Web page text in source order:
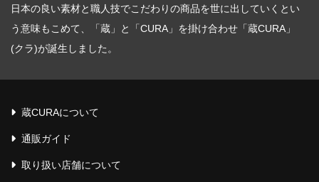
日本の良い素材と職人技でこだわりの商品を世に出していくとい
う意味もこめて、「蔵」と「CURA」を掛け合わせ「蔵CURA」
(クラ)が誕生しました。
蔵CURAについて
通販ガイド
取り扱い店舗について